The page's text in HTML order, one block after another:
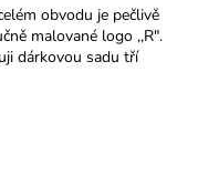
obvodu je pečlivě
malované logo ,,R".
dárkovou sadu tří